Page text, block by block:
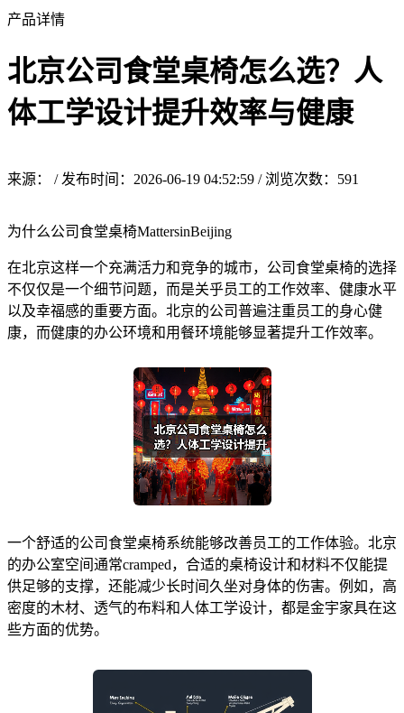
产品详情
北京公司食堂桌椅怎么选？人
体工学设计提升效率与健康
来源： / 发布时间：2026-06-19 04:52:59 / 浏览次数： 591
为什么公司食堂桌椅MattersinBeijing
在北京这样一个充满活力和竞争的城市，公司食堂桌椅的选择
不仅仅是一个细节问题，而是关乎员工的工作效率、健康水平
以及幸福感的重要方面。北京的公司普遍注重员工的身心健
康，而健康的办公环境和用餐环境能够显著提升工作效率。
一个舒适的公司食堂桌椅系统能够改善员工的工作体验。北京
的办公室空间通常cramped，合适的桌椅设计和材料不仅能提
供足够的支撑，还能减少长时间久坐对身体的伤害。例如，高
密度的木材、透气的布料和人体工学设计，都是金宇家具在这
些方面的优势。